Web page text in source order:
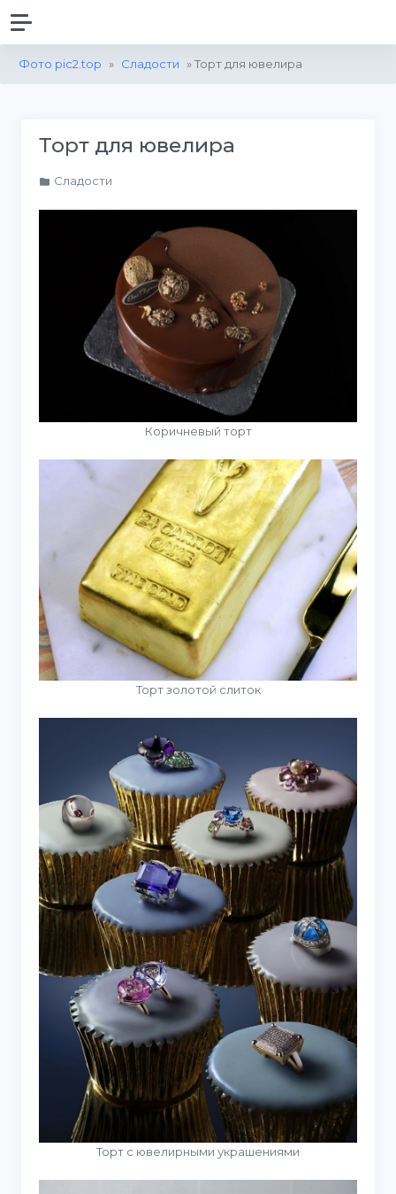
Фото pic2.top » Сладости » Торт для ювелира
Торт для ювелира
Сладости
Коричневый торт
Торт золотой слиток
Торт с ювелирными украшениями